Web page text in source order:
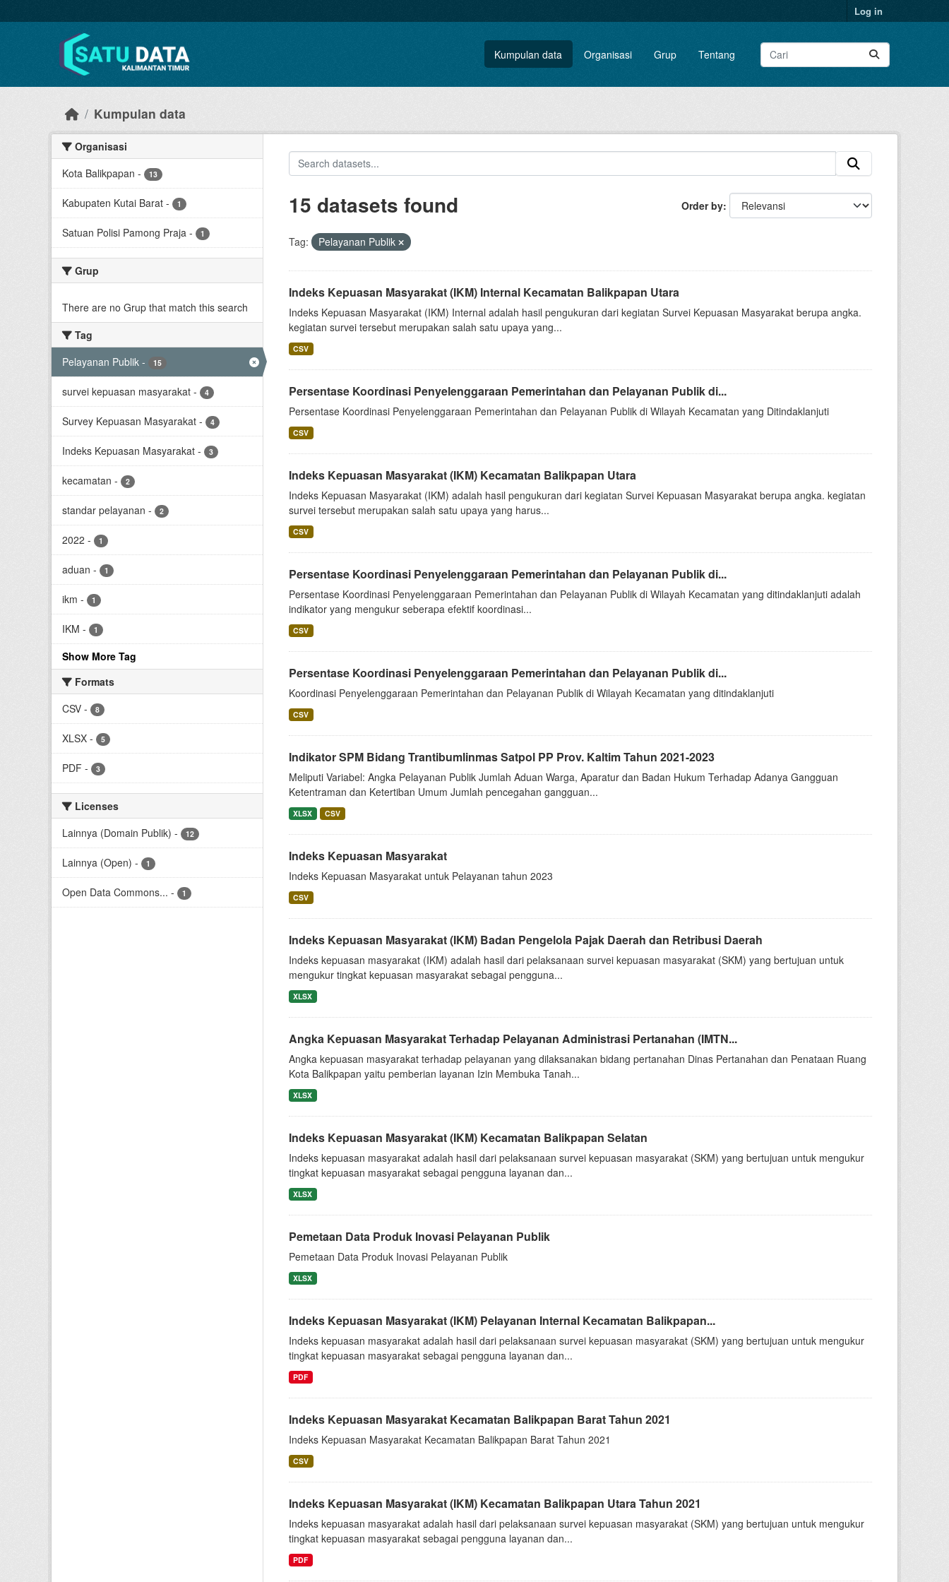
Log in
Kumpulan data Organisasi Grup Tentang
Kumpulan data
Organisasi
Kota Balikpapan - 13
Kabupaten Kutai Barat - 1
Satuan Polisi Pamong Praja - 1
Grup
There are no Grup that match this search
Tag
Pelayanan Publik - 15
survei kepuasan masyarakat - 4
Survey Kepuasan Masyarakat - 4
Indeks Kepuasan Masyarakat - 3
kecamatan - 2
standar pelayanan - 2
2022 - 1
aduan - 1
ikm - 1
IKM - 1
Show More Tag
Formats
CSV - 8
XLSX - 5
PDF - 3
Licenses
Lainnya (Domain Publik) - 12
Lainnya (Open) - 1
Open Data Commons... - 1
Order by
15 datasets found
Tag: Pelayanan Publik
Indeks Kepuasan Masyarakat (IKM) Internal Kecamatan Balikpapan Utara
Indeks Kepuasan Masyarakat (IKM) Internal adalah hasil pengukuran dari kegiatan Survei Kepuasan Masyarakat berupa angka.
kegiatan survei tersebut merupakan salah satu upaya yang...
CSV
Persentase Koordinasi Penyelenggaraan Pemerintahan dan Pelayanan Publik di...
Persentase Koordinasi Penyelenggaraan Pemerintahan dan Pelayanan Publik di Wilayah Kecamatan yang Ditindaklanjuti
CSV
Indeks Kepuasan Masyarakat (IKM) Kecamatan Balikpapan Utara
Indeks Kepuasan Masyarakat (IKM) adalah hasil pengukuran dari kegiatan Survei Kepuasan Masyarakat berupa angka. kegiatan
survei tersebut merupakan salah satu upaya yang harus...
CSV
Persentase Koordinasi Penyelenggaraan Pemerintahan dan Pelayanan Publik di...
Persentase Koordinasi Penyelenggaraan Pemerintahan dan Pelayanan Publik di Wilayah Kecamatan yang ditindaklanjuti adalah
indikator yang mengukur seberapa efektif koordinasi...
CSV
Persentase Koordinasi Penyelenggaraan Pemerintahan dan Pelayanan Publik di...
Koordinasi Penyelenggaraan Pemerintahan dan Pelayanan Publik di Wilayah Kecamatan yang ditindaklanjuti
CSV
Indikator SPM Bidang Trantibumlinmas Satpol PP Prov. Kaltim Tahun 2021-2023
Meliputi Variabel: Angka Pelayanan Publik Jumlah Aduan Warga, Aparatur dan Badan Hukum Terhadap Adanya Gangguan
Ketentraman dan Ketertiban Umum Jumlah pencegahan gangguan...
XLSX CSV
Indeks Kepuasan Masyarakat
Indeks Kepuasan Masyarakat untuk Pelayanan tahun 2023
CSV
Indeks Kepuasan Masyarakat (IKM) Badan Pengelola Pajak Daerah dan Retribusi Daerah
Indeks kepuasan masyarakat (IKM) adalah hasil dari pelaksanaan survei kepuasan masyarakat (SKM) yang bertujuan untuk
mengukur tingkat kepuasan masyarakat sebagai pengguna...
XLSX
Angka Kepuasan Masyarakat Terhadap Pelayanan Administrasi Pertanahan (IMTN...
Angka kepuasan masyarakat terhadap pelayanan yang dilaksanakan bidang pertanahan Dinas Pertanahan dan Penataan Ruang
Kota Balikpapan yaitu pemberian layanan Izin Membuka Tanah...
XLSX
Indeks Kepuasan Masyarakat (IKM) Kecamatan Balikpapan Selatan
Indeks kepuasan masyarakat adalah hasil dari pelaksanaan survei kepuasan masyarakat (SKM) yang bertujuan untuk mengukur
tingkat kepuasan masyarakat sebagai pengguna layanan dan...
XLSX
Pemetaan Data Produk Inovasi Pelayanan Publik
Pemetaan Data Produk Inovasi Pelayanan Publik
XLSX
Indeks Kepuasan Masyarakat (IKM) Pelayanan Internal Kecamatan Balikpapan...
Indeks kepuasan masyarakat adalah hasil dari pelaksanaan survei kepuasan masyarakat (SKM) yang bertujuan untuk mengukur
tingkat kepuasan masyarakat sebagai pengguna layanan dan...
PDF
Indeks Kepuasan Masyarakat Kecamatan Balikpapan Barat Tahun 2021
Indeks Kepuasan Masyarakat Kecamatan Balikpapan Barat Tahun 2021
CSV
Indeks Kepuasan Masyarakat (IKM) Kecamatan Balikpapan Utara Tahun 2021
Indeks kepuasan masyarakat adalah hasil dari pelaksanaan survei kepuasan masyarakat (SKM) yang bertujuan untuk mengukur
tingkat kepuasan masyarakat sebagai pengguna layanan dan...
PDF